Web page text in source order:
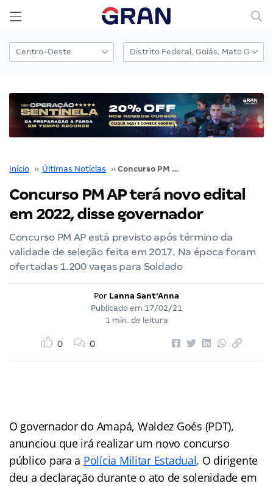
Início ›› Últimas Notícias ›› Concurso PM AP terá novo edital em 2022, disse governador
Concurso PM AP terá novo edital
em 2022, disse governador
Concurso PM AP está previsto após término da
validade de seleção feita em 2017. Na época foram
ofertadas 1.200 vagas para Soldado
Por Lanna Sant'Anna
Publicado em 17/02/21
1 min. de leitura
0 0
O governador do Amapá, Waldez Goés (PDT),
anunciou que irá realizar um novo concurso
público para a Polícia Militar Estadual. O dirigente
deu a declaração durante o ato de solenidade em